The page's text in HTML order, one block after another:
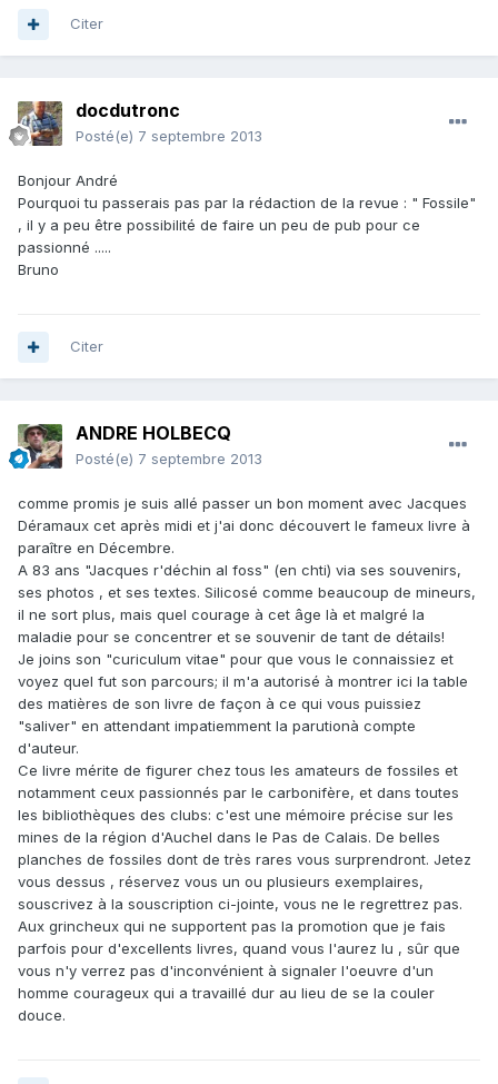
Citer
docdutronc
Posté(e) 7 septembre 2013
Bonjour André
Pourquoi tu passerais pas par la rédaction de la revue : " Fossile"
, il y a peu être possibilité de faire un peu de pub pour ce
passionné .....
Bruno
Citer
ANDRE HOLBECQ
Posté(e) 7 septembre 2013
comme promis je suis allé passer un bon moment avec Jacques
Déramaux cet après midi et j'ai donc découvert le fameux livre à
paraître en Décembre.
A 83 ans "Jacques r'déchin al foss" (en chti) via ses souvenirs,
ses photos , et ses textes. Silicosé comme beaucoup de mineurs,
il ne sort plus, mais quel courage à cet âge là et malgré la
maladie pour se concentrer et se souvenir de tant de détails!
Je joins son "curiculum vitae" pour que vous le connaissiez et
voyez quel fut son parcours; il m'a autorisé à montrer ici la table
des matières de son livre de façon à ce qui vous puissiez
"saliver" en attendant impatiemment la parutionà compte
d'auteur.
Ce livre mérite de figurer chez tous les amateurs de fossiles et
notamment ceux passionnés par le carbonifère, et dans toutes
les bibliothèques des clubs: c'est une mémoire précise sur les
mines de la région d'Auchel dans le Pas de Calais. De belles
planches de fossiles dont de très rares vous surprendront. Jetez
vous dessus , réservez vous un ou plusieurs exemplaires,
souscrivez à la souscription ci-jointe, vous ne le regrettrez pas.
Aux grincheux qui ne supportent pas la promotion que je fais
parfois pour d'excellents livres, quand vous l'aurez lu , sûr que
vous n'y verrez pas d'inconvénient à signaler l'oeuvre d'un
homme courageux qui a travaillé dur au lieu de se la couler
douce.